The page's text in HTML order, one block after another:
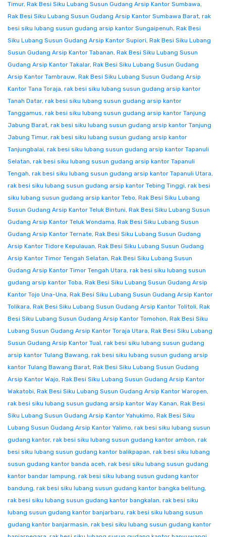
Timur, Rak Besi Siku Lubang Susun Gudang Arsip Kantor Sumbawa,
Rak Besi Siku Lubang Susun Gudang Arsip Kantor Sumbawa Barat, rak
besi siku lubang susun gudang arsip kantor Sungaipenuh, Rak Besi
Siku Lubang Susun Gudang Arsip Kantor Supiori, Rak Besi Siku Lubang
Susun Gudang Arsip Kantor Tabanan, Rak Besi Siku Lubang Susun
Gudang Arsip Kantor Takalar, Rak Besi Siku Lubang Susun Gudang
Arsip Kantor Tambrauw, Rak Besi Siku Lubang Susun Gudang Arsip
Kantor Tana Toraja, rak besi siku lubang susun gudang arsip kantor
Tanah Datar, rak besi siku lubang susun gudang arsip kantor
Tanggamus, rak besi siku lubang susun gudang arsip kantor Tanjung
Jabung Barat, rak besi siku lubang susun gudang arsip kantor Tanjung
Jabung Timur, rak besi siku lubang susun gudang arsip kantor
Tanjungbalai, rak besi siku lubang susun gudang arsip kantor Tapanuli
Selatan, rak besi siku lubang susun gudang arsip kantor Tapanuli
Tengah, rak besi siku lubang susun gudang arsip kantor Tapanuli Utara,
rak besi siku lubang susun gudang arsip kantor Tebing Tinggi, rak besi
siku lubang susun gudang arsip kantor Tebo, Rak Besi Siku Lubang
Susun Gudang Arsip Kantor Teluk Bintuni, Rak Besi Siku Lubang Susun
Gudang Arsip Kantor Teluk Wondama, Rak Besi Siku Lubang Susun
Gudang Arsip Kantor Ternate, Rak Besi Siku Lubang Susun Gudang
Arsip Kantor Tidore Kepulauan, Rak Besi Siku Lubang Susun Gudang
Arsip Kantor Timor Tengah Selatan, Rak Besi Siku Lubang Susun
Gudang Arsip Kantor Timor Tengah Utara, rak besi siku lubang susun
gudang arsip kantor Toba, Rak Besi Siku Lubang Susun Gudang Arsip
Kantor Tojo Una-Una, Rak Besi Siku Lubang Susun Gudang Arsip Kantor
Tolikara, Rak Besi Siku Lubang Susun Gudang Arsip Kantor Tolitoli, Rak
Besi Siku Lubang Susun Gudang Arsip Kantor Tomohon, Rak Besi Siku
Lubang Susun Gudang Arsip Kantor Toraja Utara, Rak Besi Siku Lubang
Susun Gudang Arsip Kantor Tual, rak besi siku lubang susun gudang
arsip kantor Tulang Bawang, rak besi siku lubang susun gudang arsip
kantor Tulang Bawang Barat, Rak Besi Siku Lubang Susun Gudang
Arsip Kantor Wajo, Rak Besi Siku Lubang Susun Gudang Arsip Kantor
Wakatobi, Rak Besi Siku Lubang Susun Gudang Arsip Kantor Waropen,
rak besi siku lubang susun gudang arsip kantor Way Kanan, Rak Besi
Siku Lubang Susun Gudang Arsip Kantor Yahukimo, Rak Besi Siku
Lubang Susun Gudang Arsip Kantor Yalimo, rak besi siku lubang susun
gudang kantor, rak besi siku lubang susun gudang kantor ambon, rak
besi siku lubang susun gudang kantor balikpapan, rak besi siku lubang
susun gudang kantor banda aceh, rak besi siku lubang susun gudang
kantor bandar lampung, rak besi siku lubang susun gudang kantor
bandung, rak besi siku lubang susun gudang kantor bangka belitung,
rak besi siku lubang susun gudang kantor bangkalan, rak besi siku
lubang susun gudang kantor banjarbaru, rak besi siku lubang susun
gudang kantor banjarmasin, rak besi siku lubang susun gudang kantor